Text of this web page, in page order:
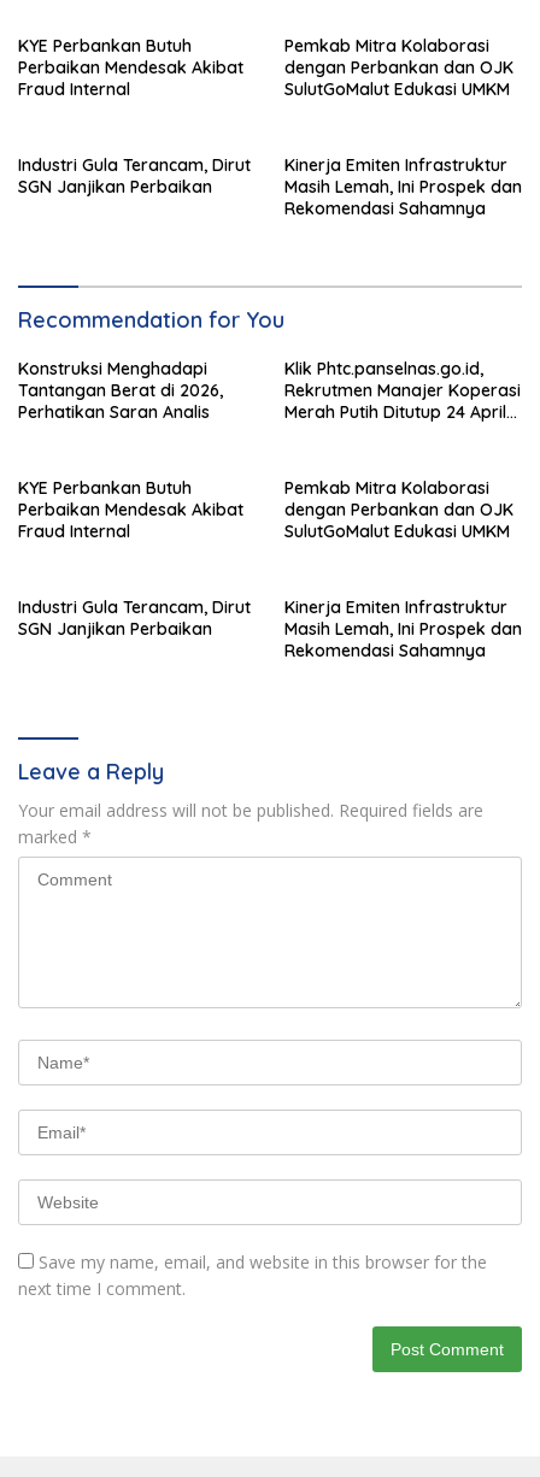
KYE Perbankan Butuh
Perbaikan Mendesak Akibat
Fraud Internal
Pemkab Mitra Kolaborasi
dengan Perbankan dan OJK
SulutGoMalut Edukasi UMKM
Industri Gula Terancam, Dirut
SGN Janjikan Perbaikan
Kinerja Emiten Infrastruktur
Masih Lemah, Ini Prospek dan
Rekomendasi Sahamnya
Recommendation for You
Konstruksi Menghadapi
Tantangan Berat di 2026,
Perhatikan Saran Analis
Klik Phtc.panselnas.go.id,
Rekrutmen Manajer Koperasi
Merah Putih Ditutup 24 April
KYE Perbankan Butuh
Perbaikan Mendesak Akibat
Fraud Internal
Pemkab Mitra Kolaborasi
dengan Perbankan dan OJK
SulutGoMalut Edukasi UMKM
Industri Gula Terancam, Dirut
SGN Janjikan Perbaikan
Kinerja Emiten Infrastruktur
Masih Lemah, Ini Prospek dan
Rekomendasi Sahamnya
Leave a Reply
Your email address will not be published. Required fields are
marked *
Save my name, email, and website in this browser for the
next time I comment.